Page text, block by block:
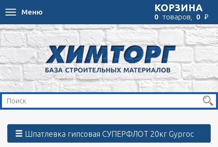
Toggle
navigation
Меню КОРЗИНА
0 товаров, 0 ₽
Шпатлевка гипсовая СУПЕРФЛОТ 20кг Gyproc